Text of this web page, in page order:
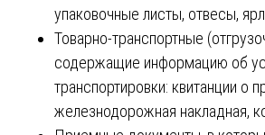
упаковочные листы, отвесы,
Товарно-транспортные
содержащие информацию об
транспортировки: квитанции о
железнодорожная накладная,